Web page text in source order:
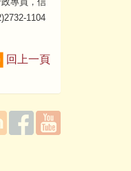
1104
回上一頁